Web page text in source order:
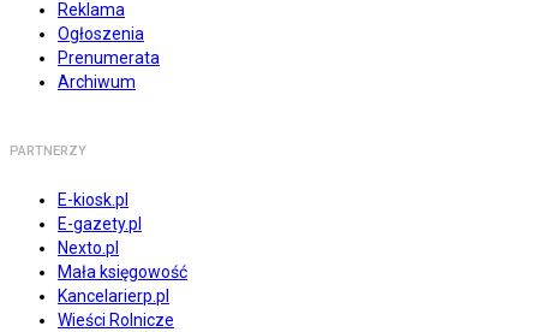
Reklama
Ogłoszenia
Prenumerata
Archiwum
PARTNERZY
E-kiosk.pl
E-gazety.pl
Nexto.pl
Mała księgowość
Kancelarierp.pl
Wieści Rolnicze